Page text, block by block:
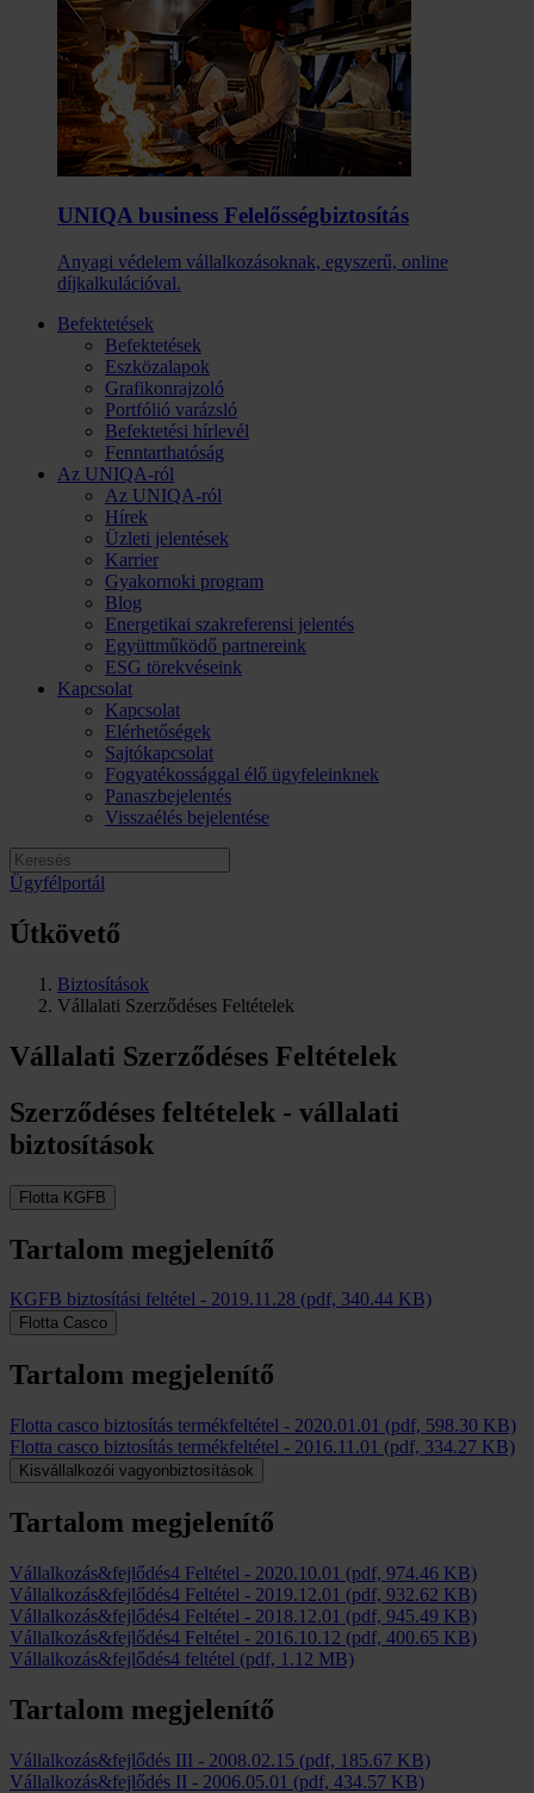
UNIQA business Felelősség­biztosítás
Anyagi védelem vállalkozásoknak, egyszerű, online
díjkalkulációval.
Befektetések
Befektetések
Eszközalapok
Grafikonrajzoló
Portfólió varázsló
Befektetési hírlevél
Fenntarthatóság
Az UNIQA-ról
Az UNIQA-ról
Hírek
Üzleti jelentések
Karrier
Gyakornoki program
Blog
Energetikai szakreferensi jelentés
Együttműködő partnereink
ESG törekvéseink
Kapcsolat
Kapcsolat
Elérhetőségek
Sajtókapcsolat
Fogyatékossággal élő ügyfeleinknek
Panaszbejelentés
Visszaélés bejelentése
Ügyfélportál
Útkövető
Biztosítások
Vállalati Szerződéses Feltételek
Vállalati Szerződéses Feltételek
Szerződéses feltételek - vállalati
biztosítások
Flotta KGFB
Tartalom megjelenítő
KGFB biztosítási feltétel - 2019.11.28 (pdf, 340.44 KB)
Flotta Casco
Tartalom megjelenítő
Flotta casco biztosítás termékfeltétel - 2020.01.01 (pdf, 598.30 KB)
Flotta casco biztosítás termékfeltétel - 2016.11.01 (pdf, 334.27 KB)
Kisvállalkozói vagyonbiztosítások
Tartalom megjelenítő
Vállalkozás&fejlődés4 Feltétel - 2020.10.01 (pdf, 974.46 KB)
Vállalkozás&fejlődés4 Feltétel - 2019.12.01 (pdf, 932.62 KB)
Vállalkozás&fejlődés4 Feltétel - 2018.12.01 (pdf, 945.49 KB)
Vállalkozás&fejlődés4 Feltétel - 2016.10.12 (pdf, 400.65 KB)
Vállalkozás&fejlődés4 feltétel (pdf, 1.12 MB)
Tartalom megjelenítő
Vállalkozás&fejlődés III - 2008.02.15 (pdf, 185.67 KB)
Vállalkozás&fejlődés II - 2006.05.01 (pdf, 434.57 KB)